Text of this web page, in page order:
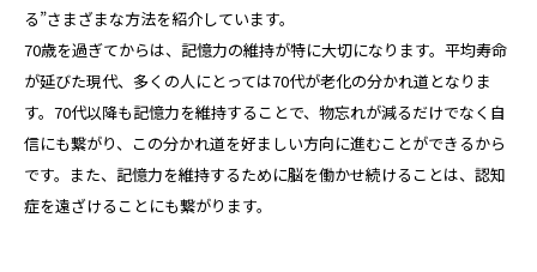
る”さまざまな方法を紹介しています。
70歳を過ぎてからは、記憶力の維持が特に大切になります。平均寿命
が延びた現代、多くの人にとっては70代が老化の分かれ道となりま
す。70代以降も記憶力を維持することで、物忘れが減るだけでなく自
信にも繋がり、この分かれ道を好ましい方向に進むことができるから
です。また、記憶力を維持するために脳を働かせ続けることは、認知
症を遠ざけることにも繋がります。